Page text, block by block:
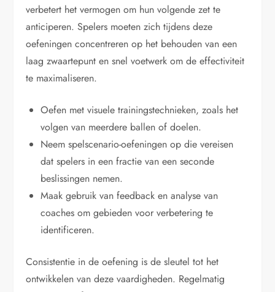
verbetert het vermogen om hun volgende zet te
anticiperen. Spelers moeten zich tijdens deze
oefeningen concentreren op het behouden van een
laag zwaartepunt en snel voetwerk om de effectiviteit
te maximaliseren.
Oefen met visuele trainingstechnieken, zoals het
volgen van meerdere ballen of doelen.
Neem spelscenario-oefeningen op die vereisen
dat spelers in een fractie van een seconde
beslissingen nemen.
Maak gebruik van feedback en analyse van
coaches om gebieden voor verbetering te
identificeren.
Consistentie in de oefening is de sleutel tot het
ontwikkelen van deze vaardigheden. Regelmatig